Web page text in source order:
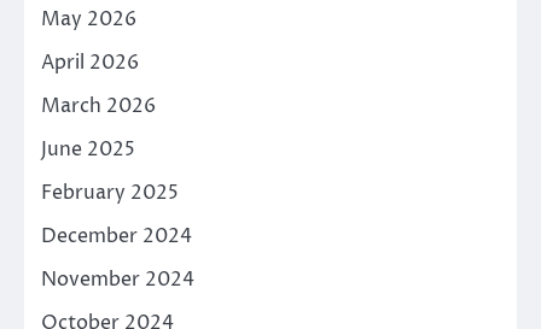
May 2026
April 2026
March 2026
June 2025
February 2025
December 2024
November 2024
October 2024